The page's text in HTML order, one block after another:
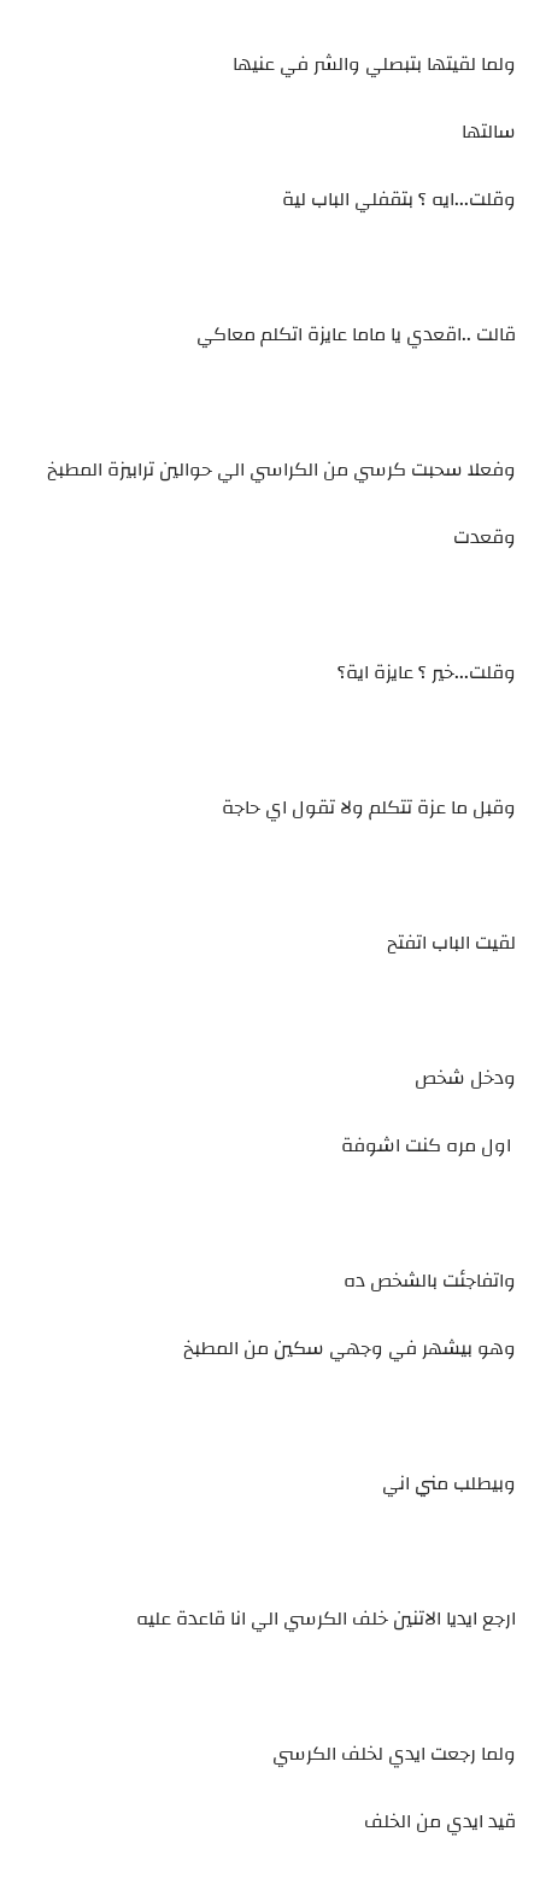
ولما لقيتها بتبصلي والشر في عنيها
سالتها
وقلت...ايه ؟ بتقفلي الباب لية
قالت ..اقعدي يا ماما عايزة اتكلم معاكي
وفعلا سحبت كرسي من الكراسي الي حوالين ترابيزة المطبخ
وقعدت
وقلت...خير ؟ عايزة اية؟
وقبل ما عزة تتكلم ولا تقول اي حاجة
لقيت الباب اتفتح
ودخل شخص
اول مره كنت اشوفة
واتفاجئت بالشخص ده
وهو بيشهر في وجهي سكين من المطبخ
وبيطلب مني اني
ارجع ايديا الاتنين خلف الكرسي الي انا قاعدة عليه
ولما رجعت ايدي لخلف الكرسي
قيد ايدي من الخلف